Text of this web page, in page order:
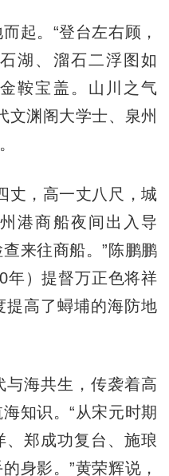
。“登台左右顾，
湖、溜石二浮图如
鞍宝盖。山川之气
文渊阁大学士、泉州
，高一丈八尺，城
港商船夜间出入导
来往商船。”陈鹏鹏
年）提督万正色将祥
提高了蟳埔的海防地
海共生，传袭着高
知识。“从宋元时期
、郑成功复台、施琅
身影。”黄荣辉说，